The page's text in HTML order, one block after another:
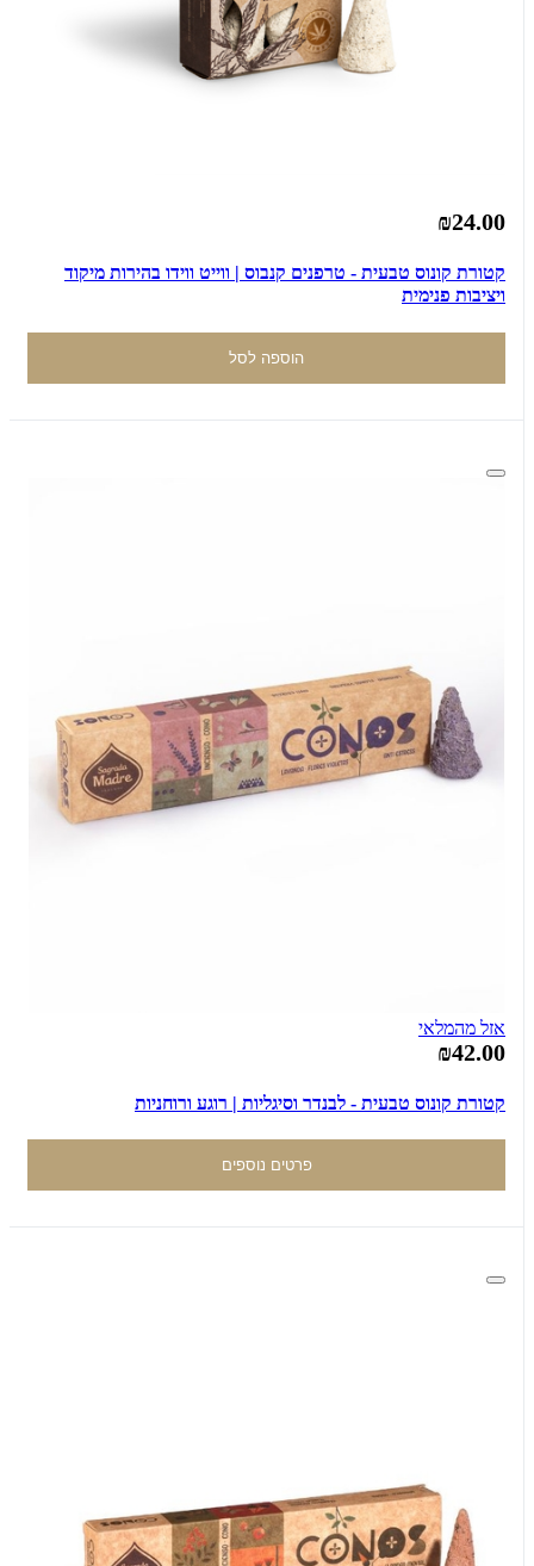
₪24.00
קטורת קונוס טבעית - טרפנים קנבוס | ווייט ווידו בהירות מיקוד
ויציבות פנימית
הוספה לסל
אזל מהמלאי
₪42.00
קטורת קונוס טבעית - לבנדר וסיגליות | רוגע ורוחניות
פרטים נוספים